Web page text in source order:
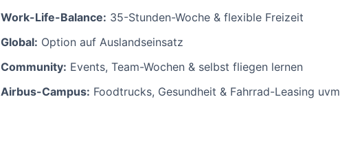
Work-Life-Balance: 35-Stunden-Woche & flexible Freizeit
Global: Option auf Auslandseinsatz
Community: Events, Team-Wochen & selbst fliegen lernen
Airbus-Campus: Foodtrucks, Gesundheit & Fahrrad-Leasing uvm